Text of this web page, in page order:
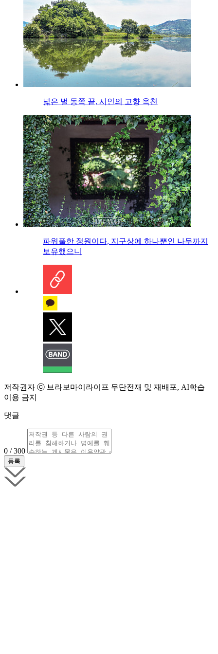
넓은 벌 동쪽 끝, 시인의 고향 옥천
파워풀한 정원이다, 지구상에 하나뿐인 나무까지
보유했으니
저작권자 ⓒ 브라보마이라이프 무단전재 및 재배포, AI학습
이용 금지
댓글
0 / 300